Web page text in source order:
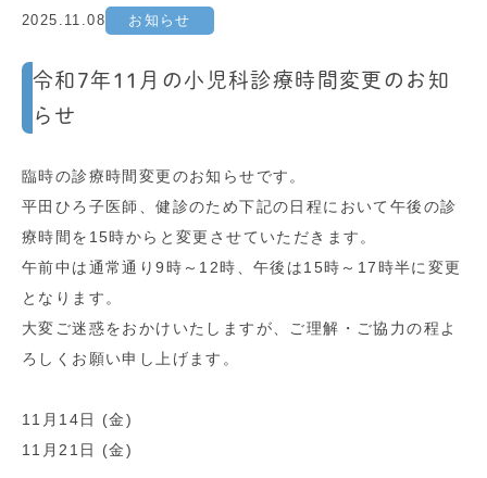
2025.11.08 お知らせ
令和7年11月の小児科診療時間変更のお知
らせ
臨時の診療時間変更のお知らせです。
平田ひろ子医師、健診のため下記の日程において午後の診
療時間を15時からと変更させていただきます。
午前中は通常通り9時～12時、午後は15時～17時半に変更
となります。
大変ご迷惑をおかけいたしますが、ご理解・ご協力の程よ
ろしくお願い申し上げます。
11月14日 (金)
11月21日 (金)